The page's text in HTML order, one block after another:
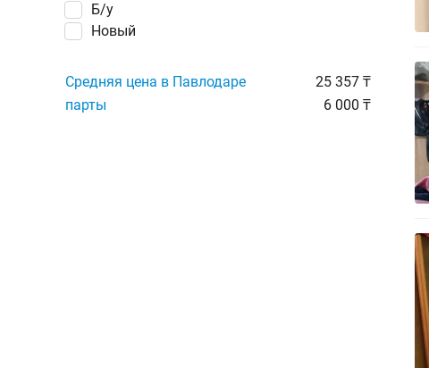
Б/у
Новый
Средняя цена в Павлодаре
25 357 ₸
парты
6 000 ₸